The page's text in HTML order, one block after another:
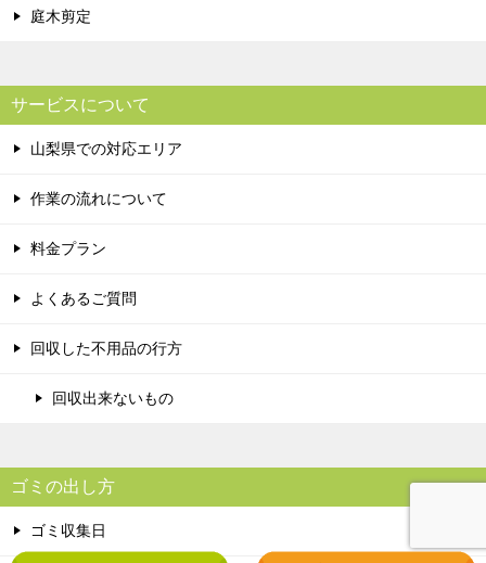
庭木剪定
サービスについて
山梨県での対応エリア
作業の流れについて
料金プラン
よくあるご質問
回収した不用品の行方
回収出来ないもの
ゴミの出し方
ゴミ収集日